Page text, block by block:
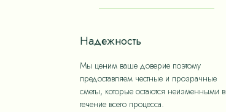
Надежность
Мы ценим ваше доверие поэтому
предоставляем честные и прозрачные
сметы, которые остаются неизменными в
течение всего процесса.